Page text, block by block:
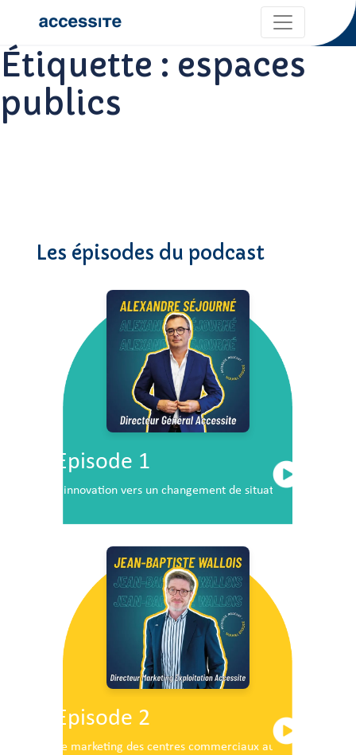
Étiquette : espaces
publics
Les épisodes du podcast
Episode 1
L’innovation vers un changement de situation
Episode 2
Le marketing des centres commerciaux au service du